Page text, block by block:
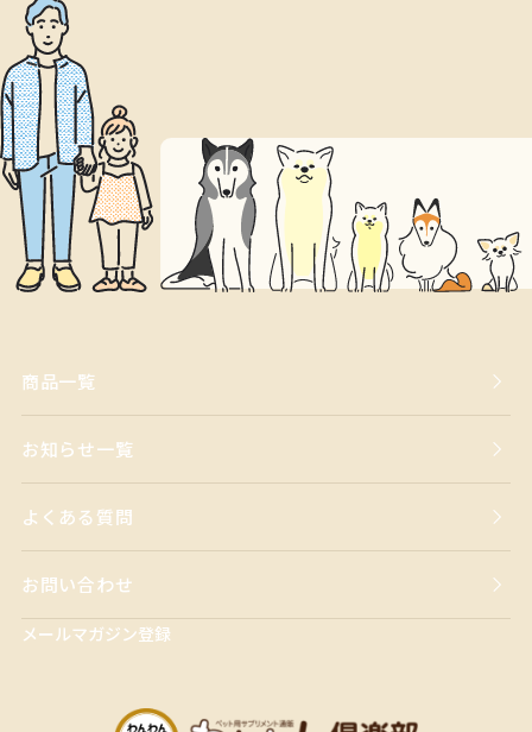
商品一覧
お知らせ一覧
よくある質問
お問い合わせ
メールマガジン登録